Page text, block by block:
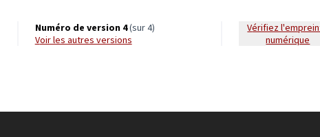
Numéro de version 4(sur 4)
voir les autres versions
Vérifiez l'empreinte
numérique